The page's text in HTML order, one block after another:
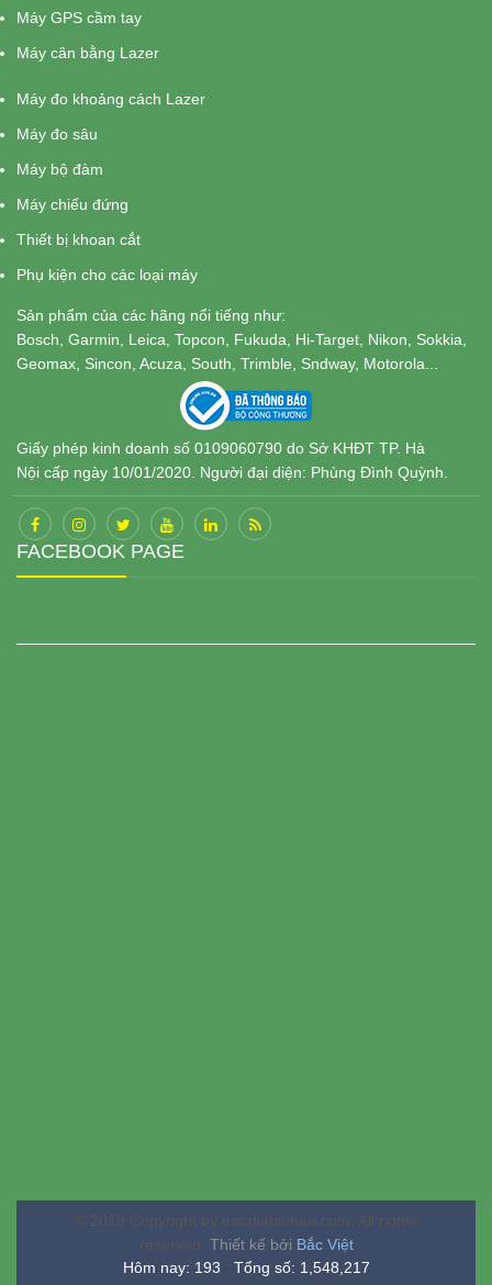
Máy GPS cầm tay
Máy cân bằng Lazer
Máy đo khoảng cách Lazer
Máy đo sâu
Máy bộ đàm
Máy chiếu đứng
Thiết bị khoan cắt
Phụ kiện cho các loại máy
Sản phẩm của các hãng nổi tiếng như:
Bosch, Garmin, Leica, Topcon, Fukuda, Hi-Target, Nikon, Sokkia,
Geomax, Sincon, Acuza, South, Trimble, Sndway, Motorola...
Giấy phép kinh doanh số 0109060790 do Sở KHĐT TP. Hà
Nội cấp ngày 10/01/2020. Người đại diện: Phùng Đình Quỳnh.
FACEBOOK PAGE
© 2019 Copyright by tracdiabinhan.com. All rights
Thiết kế bởi Bắc Việt
Hôm nay: 193 Tổng số: 1,548,217